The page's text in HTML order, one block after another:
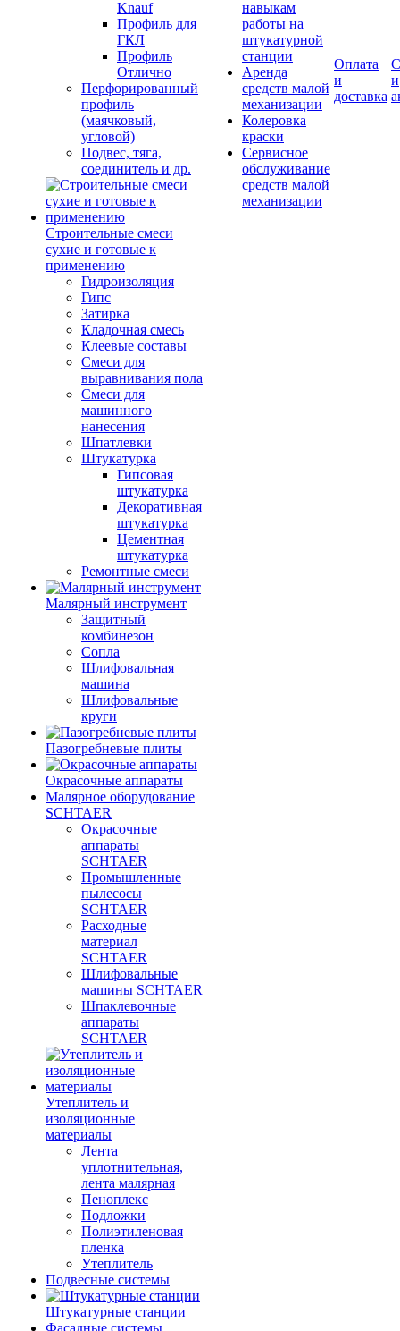
Knauf
Профиль для
ГКЛ
Профиль
Отлично
Перфорированный
профиль
(маячковый,
угловой)
Подвес, тяга,
соединитель и др.
Строительные смеси
сухие и готовые к
применению
Гидроизоляция
Гипс
Затирка
Кладочная смесь
Клеевые составы
Смеси для
выравнивания пола
Смеси для
машинного
нанесения
Шпатлевки
Штукатурка
Гипсовая
штукатурка
Декоративная
штукатурка
Цементная
штукатурка
Ремонтные смеси
Малярный инструмент
Защитный
комбинезон
Сопла
Шлифовальная
машина
Шлифовальные
круги
Пазогребневые плиты
Окрасочные аппараты
Малярное оборудование
SCHTAER
Окрасочные
аппараты
SCHTAER
Промышленные
пылесосы
SCHTAER
Расходные
материал
SCHTAER
Шлифовальные
машины SCHTAER
Шпаклевочные
аппараты
SCHTAER
Утеплитель и
изоляционные
материалы
Лента
уплотнительная,
лента малярная
Пеноплекс
Подложки
Полиэтиленовая
пленка
Утеплитель
Подвесные системы
Штукатурные станции
Фасадные системы
навыкам
работы на
штукатурной
станции
Аренда
средств малой
механизации
Колеровка
краски
Сервисное
обслуживание
средств малой
механизации
Оплата
и
доставка
и